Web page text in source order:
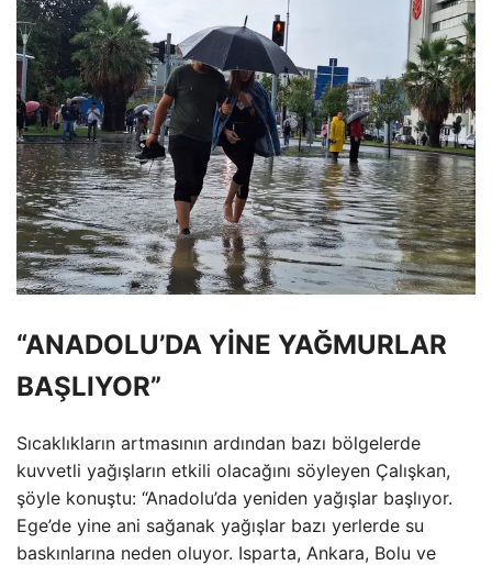
“ANADOLU’DA YİNE YAĞMURLAR
BAŞLIYOR”
Sıcaklıkların artmasının ardından bazı bölgelerde
kuvvetli yağışların etkili olacağını söyleyen Çalışkan,
şöyle konuştu: “Anadolu’da yeniden yağışlar başlıyor.
Ege’de yine ani sağanak yağışlar bazı yerlerde su
baskınlarına neden oluyor. Isparta, Ankara, Bolu ve